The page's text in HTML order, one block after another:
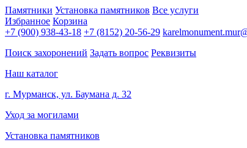
Памятники Установка памятников Все услуги
Избранное Корзина
+7 (900) 938-43-18 +7 (8152) 20-56-29
Поиск захоронений Задать вопрос Реквизиты
Наш каталог
г. Мурманск, ул. Баумана д. 32
Уход за могилами
Установка памятников